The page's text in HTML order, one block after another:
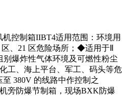
控制箱IIBT4适用范围：环境用
、21 区危险场所；◆适用于Ⅱ
别爆炸性气体环境及可燃性粉尘
工、海上平台、军工、码头等危
380V 的线路中作控制之
防爆节制箱，现场BXK防爆